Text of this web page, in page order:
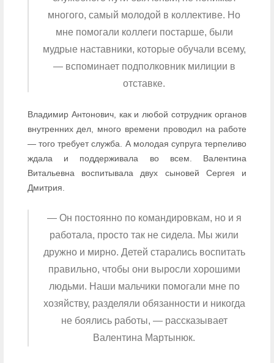
многого, самый молодой в коллективе. Но
мне помогали коллеги постарше, были
мудрые наставники, которые обучали всему,
— вспоминает подполковник милиции в
отставке.
Владимир Антонович, как и любой сотрудник органов
внутренних дел, много времени проводил на работе
— того требует служба. А молодая супруга терпеливо
ждала и поддерживала во всем. Валентина
Витальевна воспитывала двух сыновей Сергея и
Дмитрия.
— Он постоянно по командировкам, но и я
работала, просто так не сидела. Мы жили
дружно и мирно. Детей старались воспитать
правильно, чтобы они выросли хорошими
людьми. Наши мальчики помогали мне по
хозяйству, разделяли обязанности и никогда
не боялись работы, — рассказывает
Валентина Мартынюк.